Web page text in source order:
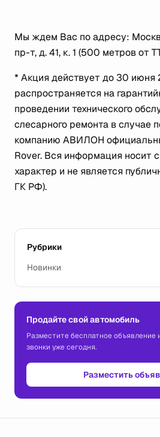
Мы ждем Вас по адресу:
пр-т, д. 41, к. 1 (500 метров от
* Акция действует до 30 июня
распространяется на
проведении технического
слесарного ремонта в случае
компанию АВИЛОН
Rover. Вся информация носит
характер и не является
ГК РФ).
Рубрики
Новинки
Продайте свой автомобиль
Разместите бесплатное объявление
звонки уже сегодня.
Разместить